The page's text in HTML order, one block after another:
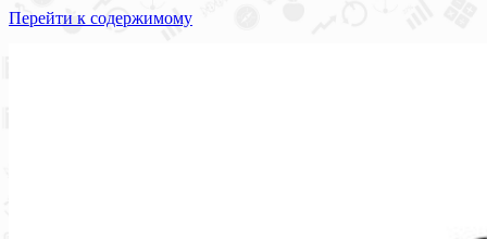
Перейти к содержимому